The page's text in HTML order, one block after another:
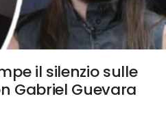
il silenzio sulle
Gabriel Guevara